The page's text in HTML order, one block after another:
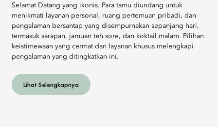
Selamat Datang yang ikonis. Para tamu diundang untuk
menikmati layanan personal, ruang pertemuan pribadi, dan
pengalaman bersantap yang disempurnakan sepanjang hari,
termasuk sarapan, jamuan teh sore, dan koktail malam. Pilihan
keistimewaan yang cermat dan layanan khusus melengkapi
pengalaman yang ditingkatkan ini.
Lihat Selengkapnya